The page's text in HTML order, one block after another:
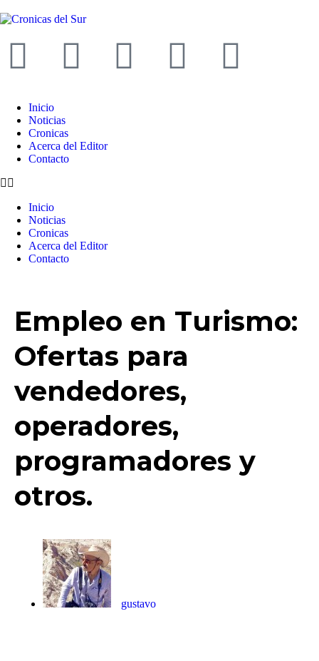
Inicio
Noticias
Cronicas
Acerca del Editor
Contacto
Inicio
Noticias
Cronicas
Acerca del Editor
Contacto
Empleo en Turismo:
Ofertas para
vendedores,
operadores,
programadores y
otros.
gustavo